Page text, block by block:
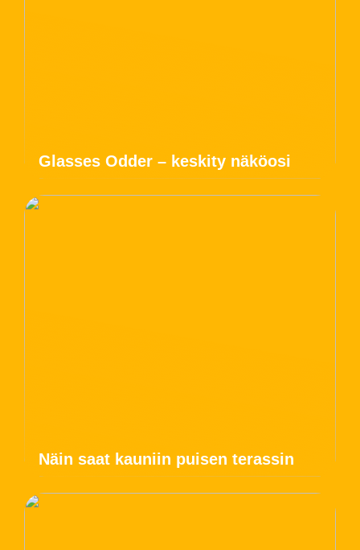
Glasses Odder – keskity näköosi
Näin saat kauniin puisen terassin